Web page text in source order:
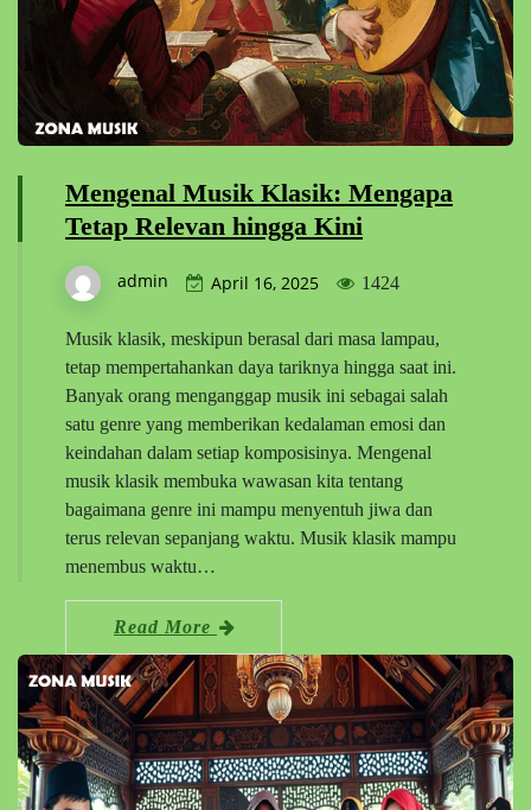
Mengenal Musik Klasik: Mengapa
Tetap Relevan hingga Kini
admin April 16, 2025 1424
Musik klasik, meskipun berasal dari masa lampau,
tetap mempertahankan daya tariknya hingga saat ini.
Banyak orang menganggap musik ini sebagai salah
satu genre yang memberikan kedalaman emosi dan
keindahan dalam setiap komposisinya. Mengenal
musik klasik membuka wawasan kita tentang
bagaimana genre ini mampu menyentuh jiwa dan
terus relevan sepanjang waktu. Musik klasik mampu
menembus waktu…
Read More